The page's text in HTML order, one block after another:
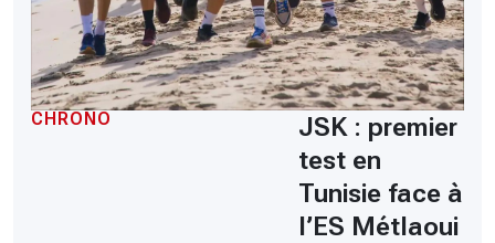
CHRONO
JSK : premier
test en
Tunisie face à
l’ES Métlaoui